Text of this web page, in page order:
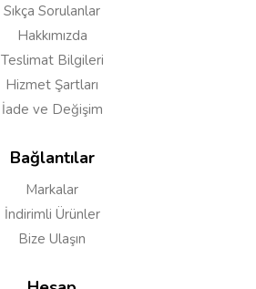
Sıkça Sorulanlar
Hakkımızda
Teslimat Bilgileri
Hizmet Şartları
İade ve Değişim
Bağlantılar
Markalar
İndirimli Ürünler
Bize Ulaşın